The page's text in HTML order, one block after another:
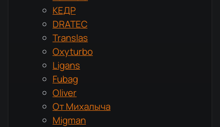
КЕДР
DRATEC
Translas
Oxyturbo
Ligans
Fubag
Oliver
От Михалыча
Migman